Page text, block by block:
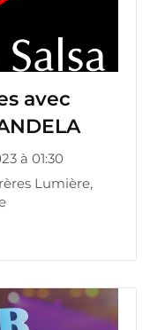
avec
à 01:30
Lumière,